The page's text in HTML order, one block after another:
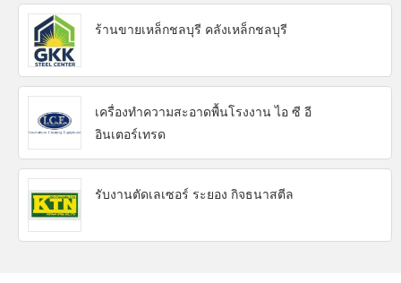
ร้านขายเหล็กชลบุรี คลังเหล็กชลบุรี
เครื่องทำความสะอาดพื้นโรงงาน ไอ ซี อี
อินเตอร์เทรด
รับงานตัดเลเซอร์ ระยอง กิจธนาสตีล